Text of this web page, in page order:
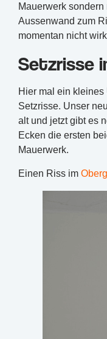
Mauerwerk
Aussenwand zum
momentan nicht
Setzrisse
Hier mal ein
Setzrisse. Unser
alt und jetzt gibt es
Ecken die ersten
Mauerwerk.
Einen Riss im